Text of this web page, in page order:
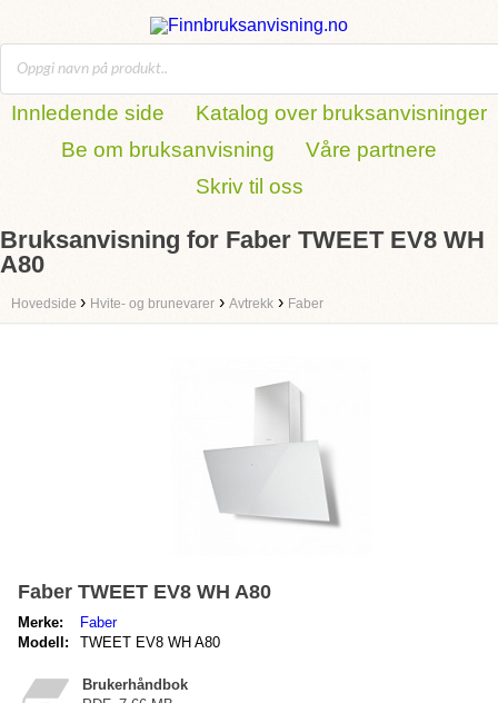
Innledende side
Katalog over bruksanvisninger
Be om bruksanvisning
Våre partnere
Skriv til oss
Bruksanvisning for Faber TWEET EV8 WH
A80
Hovedside › Hvite- og brunevarer › Avtrekk › Faber
Faber TWEET EV8 WH A80
Merke:
Faber
Modell:
TWEET EV8 WH A80
Brukerhåndbok